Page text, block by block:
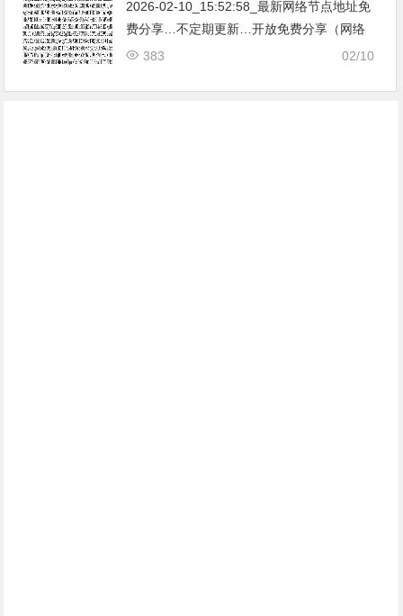
2026-02-10_15:52:58_最新网络节点地址免
费分享…不定期更新…开放免费分享（网络
免费节点香港|日本|韩国|新加坡|台湾|马来西
02/10
383